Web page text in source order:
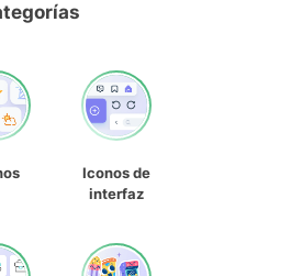
Iconos de
interfaz